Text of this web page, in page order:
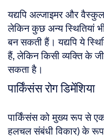
यद्यपि अल्जाइमर और
लेकिन कुछ अन्य स्थितियां
बन सकती हैं। यद्यपि ये
हैं, लेकिन किसी व्यक्ति के
सकता है।
पार्किंसंस रोग डिमेंशिया
पार्किंसंस को मुख्य रूप से
हलचल संबंधी विकार) के रूप